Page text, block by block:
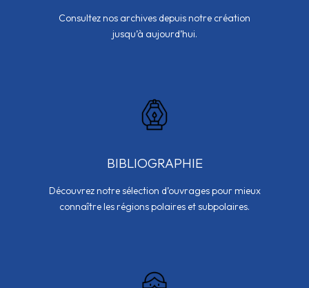
Consultez nos archives depuis notre création
jusqu’à aujourd’hui.
BIBLIOGRAPHIE
Découvrez notre sélection d’ouvrages pour mieux
connaître les régions polaires et subpolaires.